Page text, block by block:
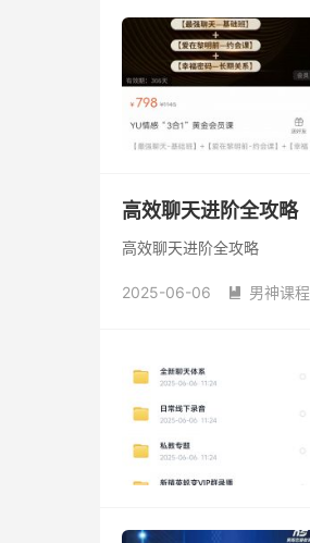
高效聊天进阶全攻略
高效聊天进阶全攻略
2025-06-06  男神课程